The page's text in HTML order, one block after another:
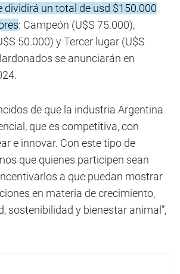
dividirá un total de usd $150.000
: Campeón (U$S 75.000),
50.000) y Tercer lugar (U$S
se anunciarán en
de que la industria Argentina
que es competitiva, con
e innovar. Con este tipo de
que quienes participen sean
a que puedan mostrar
en materia de crecimiento,
sostenibilidad y bienestar animal”,